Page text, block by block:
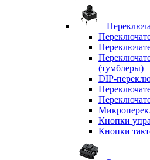
(тумблеры)
DIP-
Кнопки
Кнопки